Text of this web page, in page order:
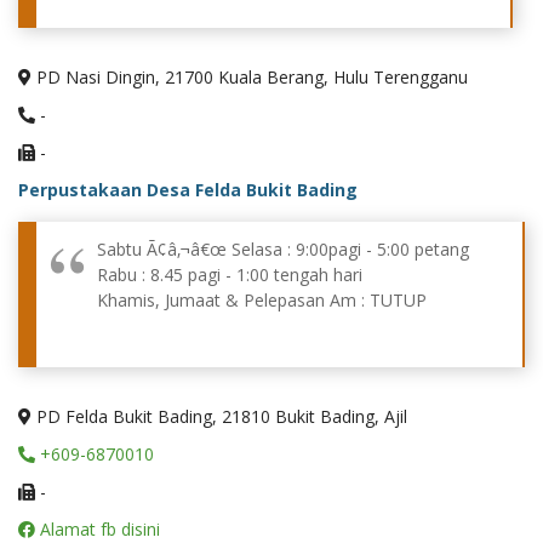
PD Nasi Dingin, 21700 Kuala Berang, Hulu Terengganu
-
-
Perpustakaan Desa Felda Bukit Bading
Sabtu Ã¢â‚¬â€œ Selasa : 9:00pagi - 5:00 petang
Rabu : 8.45 pagi - 1:00 tengah hari
Khamis, Jumaat & Pelepasan Am : TUTUP
PD Felda Bukit Bading, 21810 Bukit Bading, Ajil
+609-6870010
-
Alamat fb disini